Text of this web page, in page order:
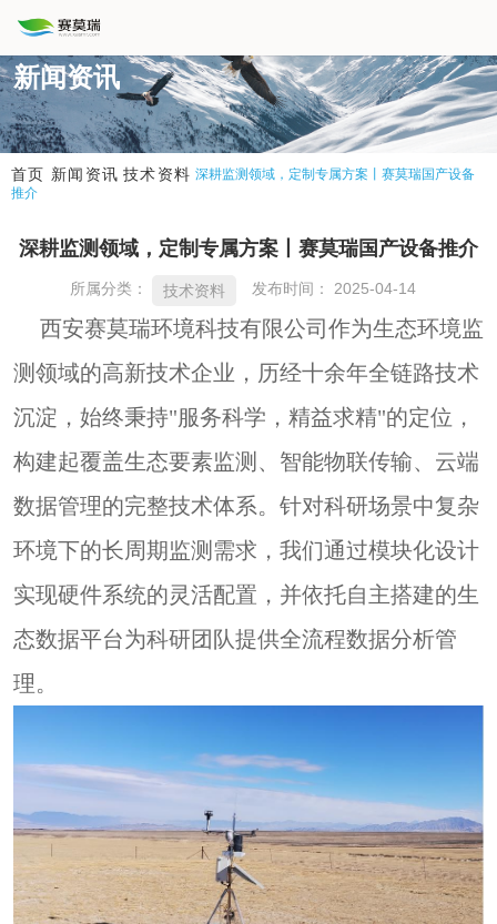
新闻资讯
首页 新闻资讯 技术资料 深耕监测领域，定制专属方案丨赛莫瑞国产设备
推介
深耕监测领域，定制专属方案丨赛莫瑞国产设备推介
所属分类： 技术资料 发布时间： 2025-04-14
西安赛莫瑞环境科技有限公司作为生态环境监
测领域的高新技术企业，历经十余年全链路技术
沉淀，始终秉持"服务科学， 精益求精"的定位，
构建起覆盖生态要素监测、智能物联传输、云端
数据管理的完整技术体系。针对科研场景中复杂
环境下的长周期监测需求，我们通过模块化设计
实现硬件系统的灵活配置，并依托自主搭建的生
态数据平台为科研团队提供全流程数据分析管
理。